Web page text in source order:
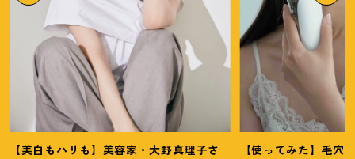
【美白もハリも】美容家・大野真理子さ
【使ってみた】毛穴